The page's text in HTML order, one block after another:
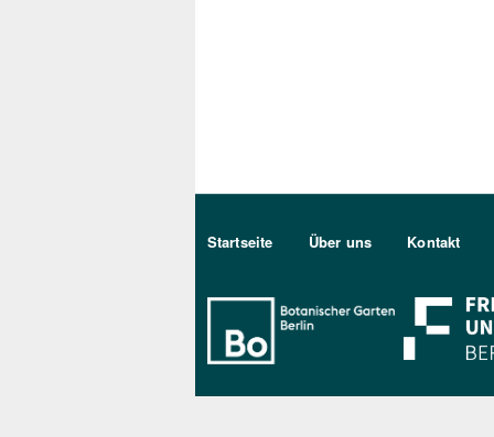
Sekundärmenu DE
Startseite Über uns Kontakt
Bo Berlin